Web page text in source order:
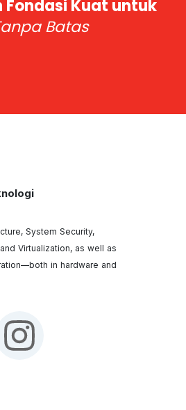
Fondasi Kuat untuk
Batas
System Security,
Virtualization, as well as
in hardware and